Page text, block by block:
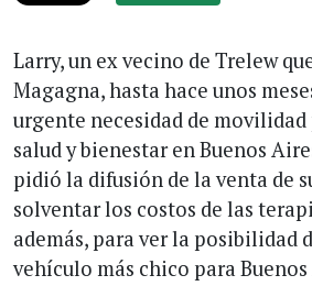
Larry, un ex vecino de Trelew
Magagna, hasta hace unos
urgente necesidad de
salud y bienestar en Buenos
pidió la difusión de la venta de
solventar los costos de las
además, para ver la posibilidad
vehículo más chico para